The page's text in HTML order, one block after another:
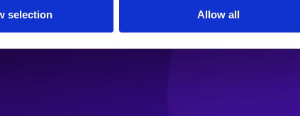
selection Allow all
in…